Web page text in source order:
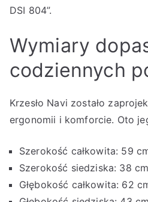
DSI 804”.
Wymiary
codziennych
Krzesło Navi zostało
ergonomii i komforcie. Oto
Szerokość całkowita: 59
Szerokość siedziska: 38 cm
Głębokość całkowita: 62